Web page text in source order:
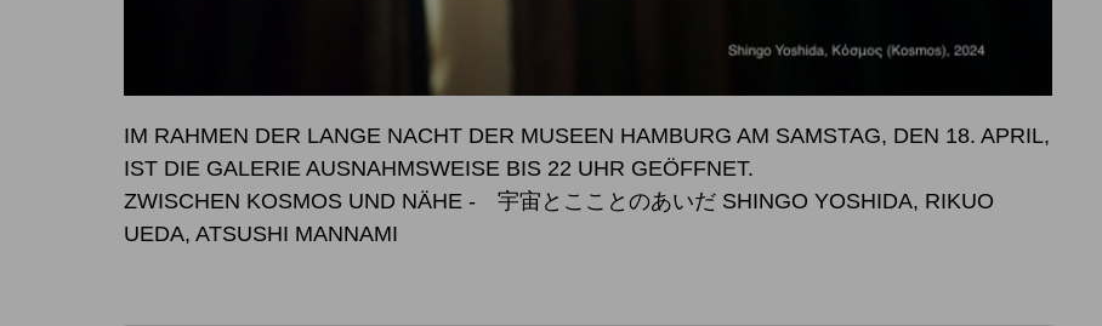
IM RAHMEN DER LANGE NACHT DER MUSEEN HAMBURG AM SAMSTAG, DEN 18. APRIL,
IST DIE GALERIE AUSNAHMSWEISE BIS 22 UHR GEÖFFNET.
ZWISCHEN KOSMOS UND NÄHE - 宇宙とこことのあいだ SHINGO YOSHIDA, RIKUO
UEDA, ATSUSHI MANNAMI